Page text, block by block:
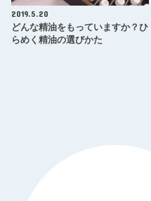
2019.5.20
どんな精油をもっていますか？ひ
らめく精油の選びかた